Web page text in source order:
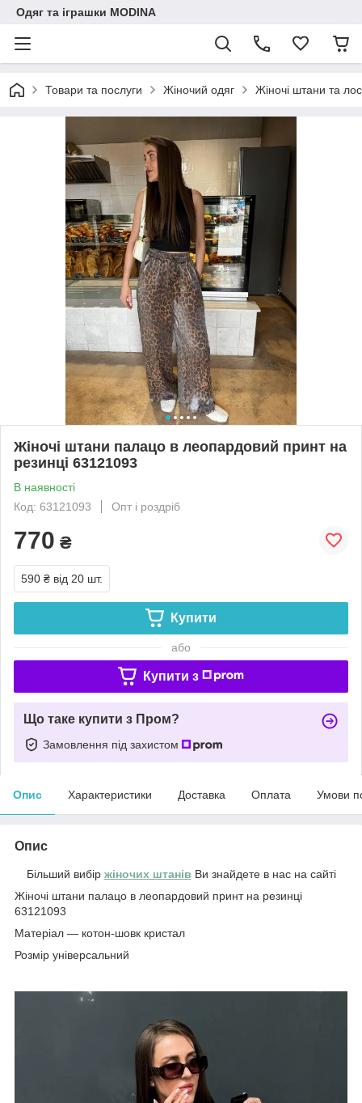
Одяг та іграшки MODINA
Товари та послуги Жіночий одяг Жіночі штани та
Жіночі штани палацо в леопардовий принт на
резинці 63121093
В наявності
Код: 63121093
Опт і роздріб
770 ₴
590 ₴ від 20 шт.
Купити
або
Купити з
Що таке купити з Пром?
Замовлення під захистом
Опис Характеристики Доставка Оплата Умови
Опис
Більший вибір жіночих штанів Ви знайдете в нас на сайті
Жіночі штани палацо в леопардовий принт на резинці
63121093
Матеріал — котон-шовк кристал
Розмір універсальний